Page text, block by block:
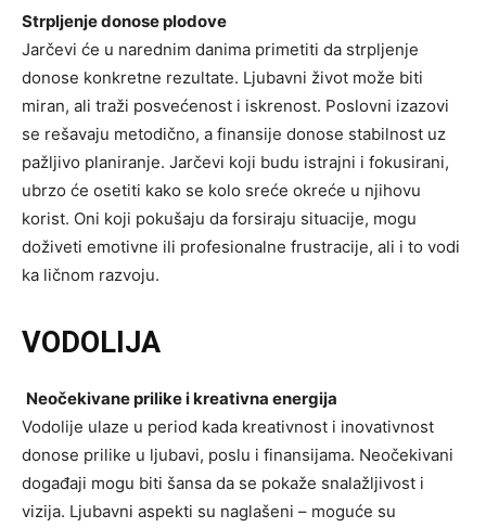
Strpljenje donose plodove
Jarčevi će u narednim danima primetiti da strpljenje
donose konkretne rezultate. Ljubavni život može biti
miran, ali traži posvećenost i iskrenost. Poslovni izazovi
se rešavaju metodično, a finansije donose stabilnost uz
pažljivo planiranje. Jarčevi koji budu istrajni i fokusirani,
ubrzo će osetiti kako se kolo sreće okreće u njihovu
korist. Oni koji pokušaju da forsiraju situacije, mogu
doživeti emotivne ili profesionalne frustracije, ali i to vodi
ka ličnom razvoju.
VODOLIJA
Neočekivane prilike i kreativna energija
Vodolije ulaze u period kada kreativnost i inovativnost
donose prilike u ljubavi, poslu i finansijama. Neočekivani
događaji mogu biti šansa da se pokaže snalažljivost i
vizija. Ljubavni aspekti su naglašeni – moguće su